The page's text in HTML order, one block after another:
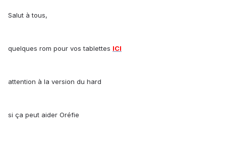
Salut à tous,
quelques rom pour vos tablettes ICI
attention à la version du hard
si ça peut aider Oréfie